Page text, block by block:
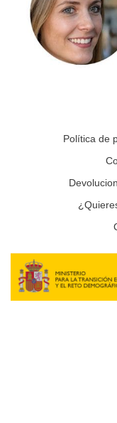
Política de